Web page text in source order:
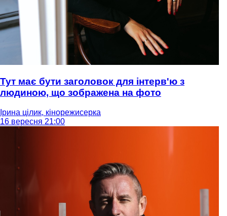
Тут має бути заголовок для інтерв'ю з
людиною, що зображена на фото
Ірина цілик, кінорежисерка
16 вересня 21:00